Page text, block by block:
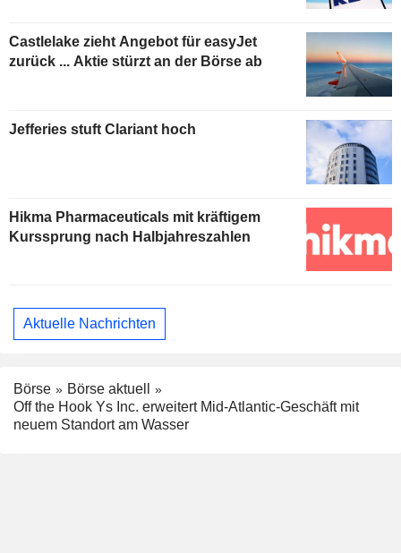
Castlelake zieht Angebot für easyJet
zurück ... Aktie stürzt an der Börse ab
Jefferies stuft Clariant hoch
Hikma Pharmaceuticals mit kräftigem
Kurssprung nach Halbjahreszahlen
Aktuelle Nachrichten
Börse
Börse aktuell
Off the Hook Ys Inc. erweitert Mid-Atlantic-Geschäft mit
neuem Standort am Wasser